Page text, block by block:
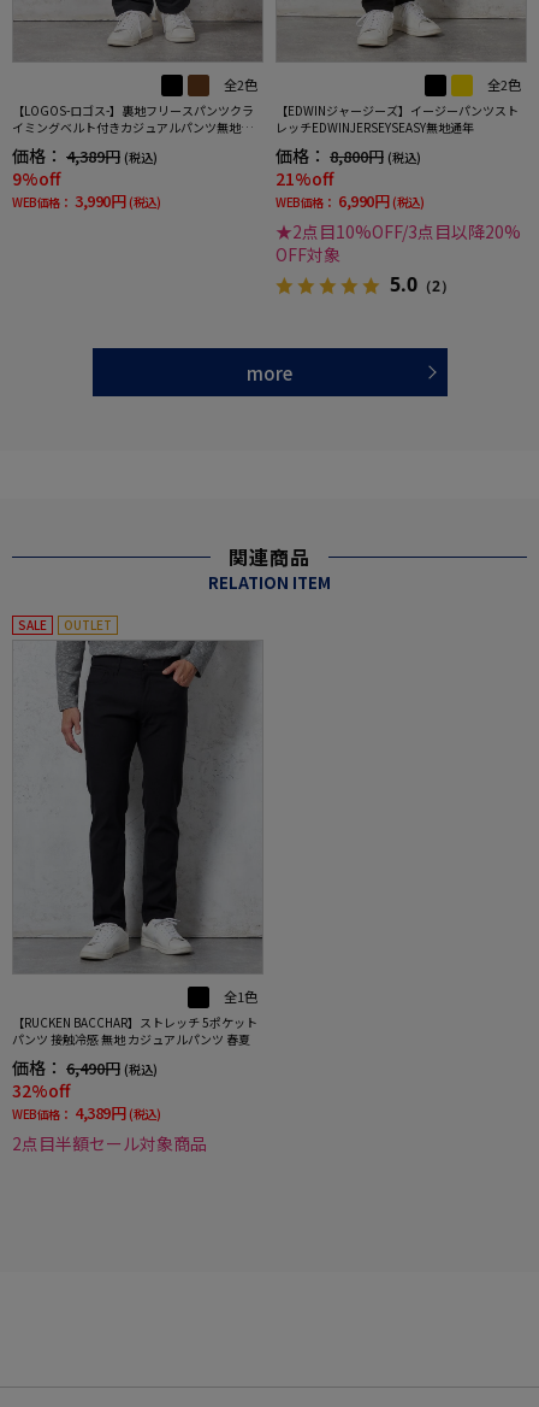
全2色
【LOGOS-ロゴス-】裏地フリースパンツクラ
イミングベルト付きカジュアルパンツ無地秋
価格： 4,389円 (税込)
9%off
WEB価格： 3,990円 (税込)
全2色
【EDWINジャージーズ】イージーパンツスト
レッチEDWINJERSEYSEASY無地通年
価格： 8,800円 (税込)
21%off
WEB価格： 6,990円 (税込)
★2点目10%OFF/3点目以降20%
OFF対象
5.0 （2）
more
関連商品
RELATION ITEM
SALE OUTLET
全1色
【RUCKEN BACCHAR】ストレッチ 5ポケット
パンツ 接触冷感 無地 カジュアルパンツ 春夏
価格： 6,490円 (税込)
32%off
WEB価格： 4,389円 (税込)
2点目半額セール対象商品